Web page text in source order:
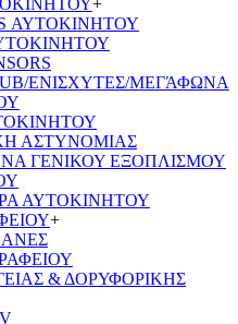
+
ΑΥΤΟΚΙΝΗΤΟΥ
ΕΝΙΣΧΥΤΕΣ/ΜΕΓΆΦΩΝΑ
ΑΣΤΥΝΟΜΙΑΣ
ΓΕΝΙΚΟΥ ΕΞΟΠΛΙΣΜΟΥ
ΑΥΤΟΚΙΝΗΤΟΥ
+
& ΔΟΡΥΦΟΡΙΚΗΣ